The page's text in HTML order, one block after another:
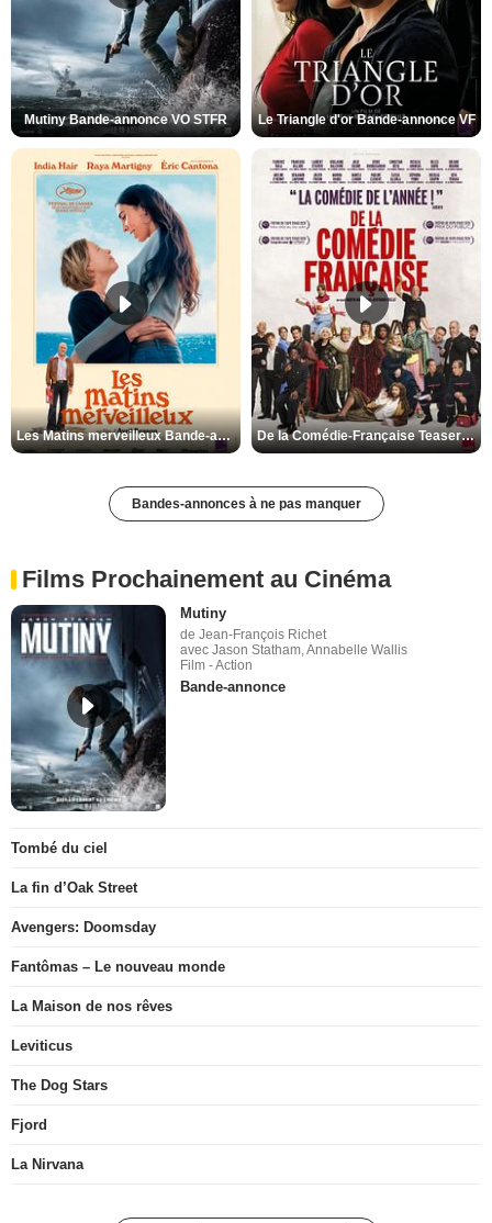
Mutiny Bande-annonce VO STFR Le Triangle d'or Bande-annonce VF
Les Matins merveilleux Bande-annonce VF De la Comédie-Française Teaser VF
Bandes-annonces à ne pas manquer
Films Prochainement au Cinéma
Mutiny
de Jean-François Richet
avec Jason Statham, Annabelle Wallis
Film - Action
Bande-annonce
Tombé du ciel
La fin d’Oak Street
Avengers: Doomsday
Fantômas – Le nouveau monde
La Maison de nos rêves
Leviticus
The Dog Stars
Fjord
La Nirvana